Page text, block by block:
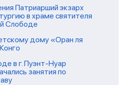
Патриарший экзарх
в храме святителя
Слободе
дому «Оран ля
в г. Пуэнт-Нуар
занятия по